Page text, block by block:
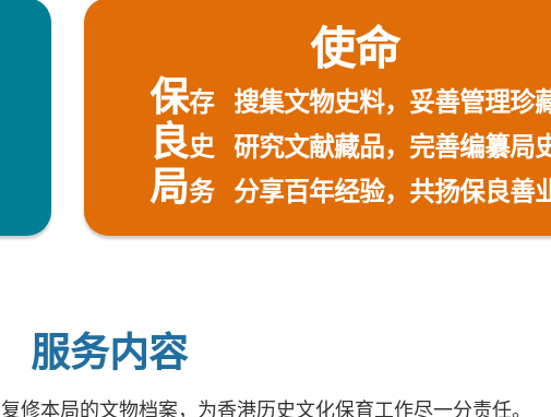
使命
保存 搜集文物史料，妥善管理珍
良史 研究文献藏品，完善编纂局
局务分享百年经验，共扬保良善
服务内容
修本局的文物档案，为香港历史文化保育工作尽一分责任。